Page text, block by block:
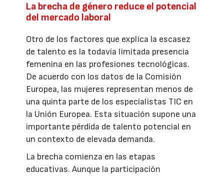
La brecha de género reduce el potencial
del mercado laboral
Otro de los factores que explica la escasez
de talento es la todavía limitada presencia
femenina en las profesiones tecnológicas.
De acuerdo con los datos de la Comisión
Europea, las mujeres representan menos de
una quinta parte de los especialistas TIC en
la Unión Europea. Esta situación supone una
importante pérdida de talento potencial en
un contexto de elevada demanda.
La brecha comienza en las etapas
educativas. Aunque la participación